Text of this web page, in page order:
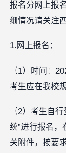
报名分网上报
细情况请关注
1.网上报名：
（1）时间：
考生应在我校
（2）考生自
统”进行报名，
关附件，按要